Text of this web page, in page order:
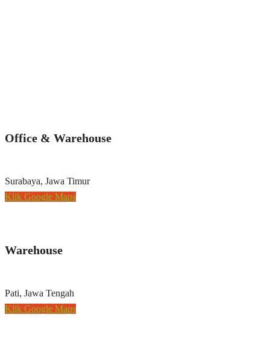
Office & Warehouse
Surabaya, Jawa Timur
Klik Google Maps
Warehouse
Pati, Jawa Tengah
Klik Google Maps